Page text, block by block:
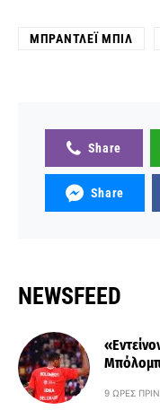
ΜΠΡΆΝΤΛΕΪ ΜΠΙΛ
Share
Share
NEWSFEED
9 ΏΡΕΣ ΠΡΙΝ